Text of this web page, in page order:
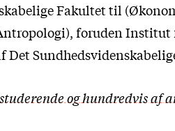
Fakultet til
foruden Institut
Det
og hundredvis af